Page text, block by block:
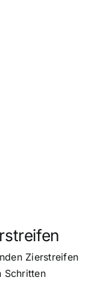
Zierstreifen
Schritten